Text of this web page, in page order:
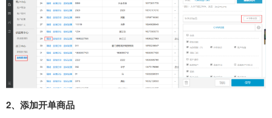
2、添加开单商品